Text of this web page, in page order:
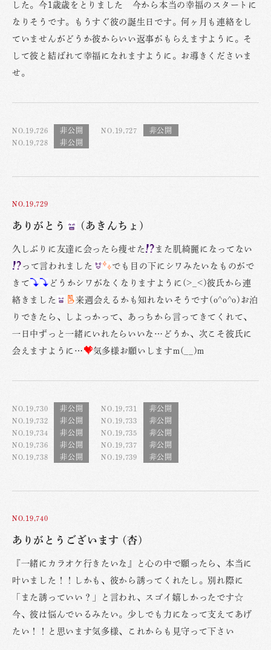
した。今1歳歳をとりました 今から本当の幸福のスタートに
なりそうです。もうすぐ彼の誕生日です。何ヶ月も連絡をし
ていませんがどうか彼からいい返事がもらえますように。そ
して彼と結ばれて幸福になれますように。お導きくださいま
せ。
NO.19,726
NO.19,727
NO.19,728
NO.19,729
ありがとう (あきんちょ)
久しぶりに友達に会ったら痩せた
また肌綺麗になってない
って言われました
でも目の下にシワみたいなものがで
きて
どうかシワがなくなりますように(>_<)彼氏から連
絡きました
来週会えるかも知れないそうです(o^o^o)お泊
りできたら、しよっかって、あっちから言ってきてくれて、
一日中ずっと一緒にいれたらいいな…どうか、次こそ彼氏に
会えますように…
気多様お願いしますm(__)m
NO.19,730
NO.19,731
NO.19,732
NO.19,733
NO.19,734
NO.19,735
NO.19,736
NO.19,737
NO.19,738
NO.19,739
NO.19,740
ありがとうございます (杏)
『一緒にカラオケ行きたいな』と心の中で願ったら、本当に
叶いました！！しかも、彼から誘ってくれたし。別れ際に
「また誘っていい？」と言われ、スゴイ嬉しかったです☆
今、彼は悩んでいるみたい。少しでも力になって支えてあげ
たい！！と思います気多様、これからも見守って下さい